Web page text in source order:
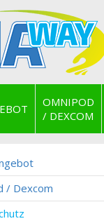
OMNIPOD
/ DEXCOM
/ Dexcom